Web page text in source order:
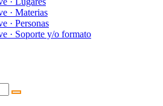
· Materias
· Personas
· Soporte y/o formato